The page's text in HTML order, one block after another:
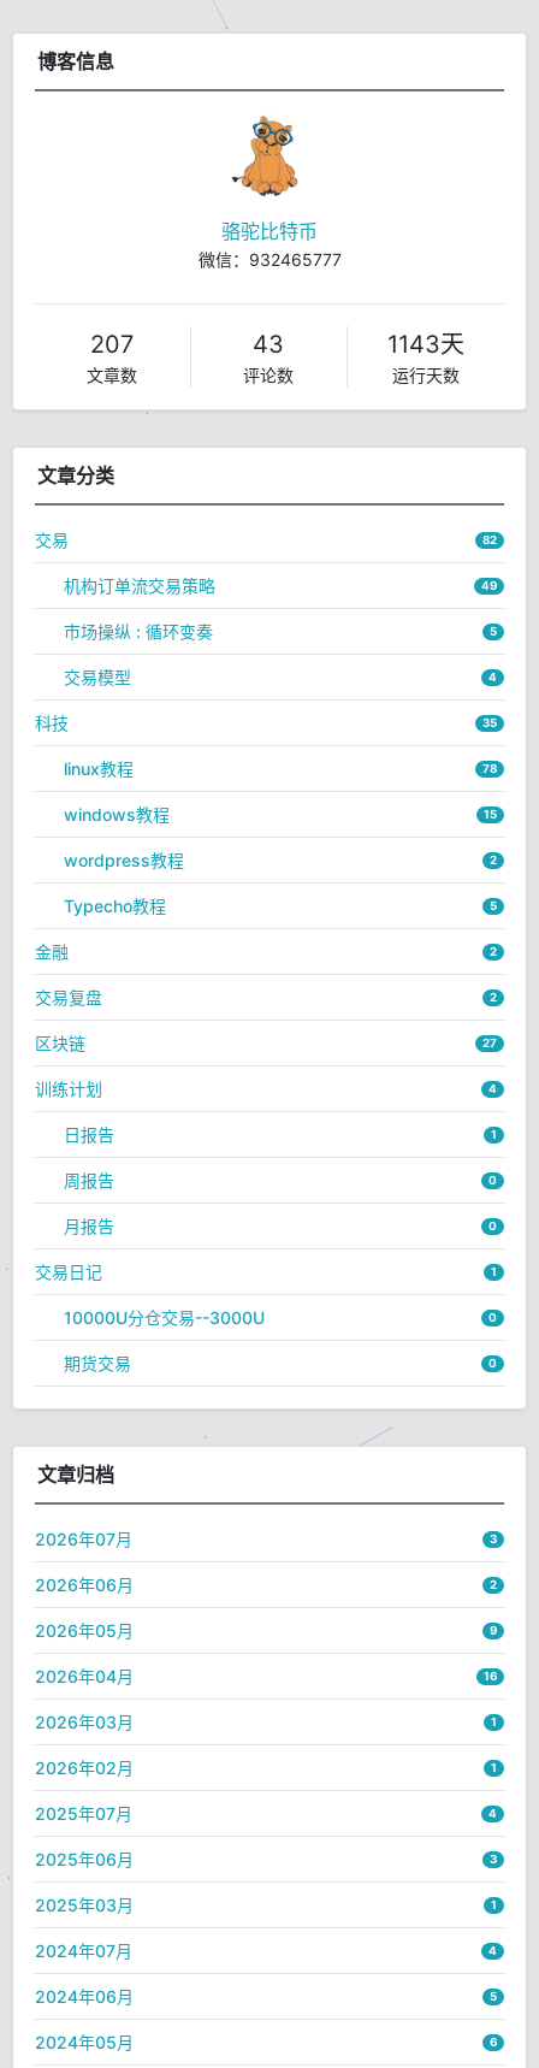
博客信息
骆驼比特币
微信：932465777
207
文章数
43
评论数
1143天
运行天数
文章分类
交易 82
机构订单流交易策略 49
市场操纵 : 循环变奏 5
交易模型 4
科技 35
linux教程 78
windows教程 15
wordpress教程 2
Typecho教程 5
金融 2
交易复盘 2
区块链 27
训练计划 4
日报告 1
周报告 0
月报告 0
交易日记 1
10000U分仓交易--3000U 0
期货交易 0
文章归档
2026年07月 3
2026年06月 2
2026年05月 9
2026年04月 16
2026年03月 1
2026年02月 1
2025年07月 4
2025年06月 3
2025年03月 1
2024年07月 4
2024年06月 5
2024年05月 6